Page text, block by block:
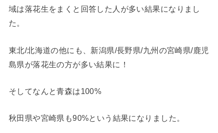
域は落花生をまくと回答した人が多い結果になりまし
た。
東北/北海道の他にも、新潟県/長野県/九州の宮崎県/鹿児
島県が落花生の方が多い結果に！
そしてなんと青森は100%
秋田県や宮崎県も90%という結果になりました。